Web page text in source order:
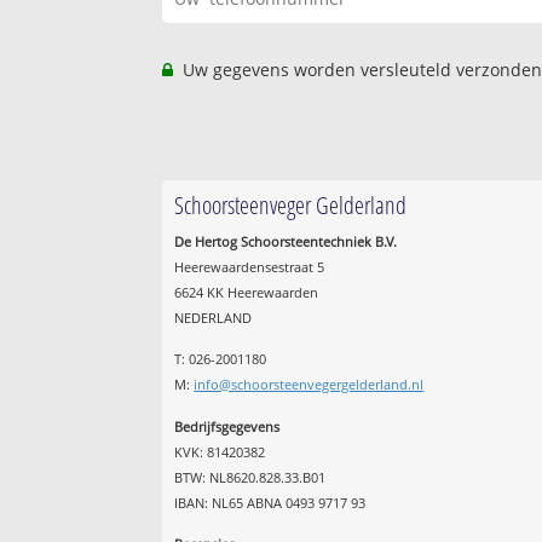
Uw gegevens worden versleuteld
Schoorsteenveger Gelderland
De Hertog Schoorsteentechniek B.V.
Heerewaardensestraat 5
6624 KK Heerewaarden
NEDERLAND
T: 026-2001180
M: info@schoorsteenvegergelderland.nl
Bedrijfsgegevens
KVK: 81420382
BTW: NL8620.828.33.B01
IBAN: NL65 ABNA 0493 9717 93